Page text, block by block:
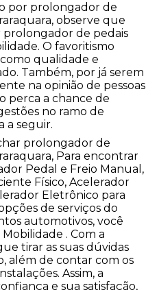
por prolongador de
observe que
de pedais
O favoritismo
qualidade e
Também, por já serem
na opinião de pessoas
perca a chance de
no ramo de
a seguir.
prolongador de
Para encontrar
Pedal e Freio Manual,
Físico, Acelerador
Eletrônico para
de serviços do
automotivos, você
. Com a
tirar as suas dúvidas
além de contar com os
Assim, a
e sua satisfação,